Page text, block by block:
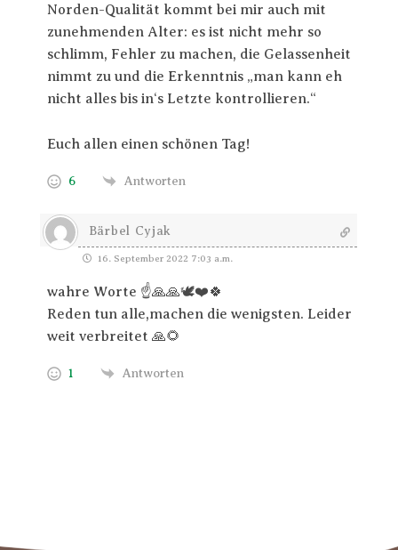
Norden-Qualität kommt bei mir auch mit
zunehmenden Alter: es ist nicht mehr so
schlimm, Fehler zu machen, die Gelassenheit
nimmt zu und die Erkenntnis „man kann eh
nicht alles bis in‘s Letzte kontrollieren.“
Euch allen einen schönen Tag!
6 Antworten
Bärbel Cyjak
16. September 2022 7:03 a.m.
wahre Worte ☝️🙏🙏🕊️❤️🍀
Reden tun alle,machen die wenigsten. Leider
weit verbreitet 🙏🌻
1 Antworten